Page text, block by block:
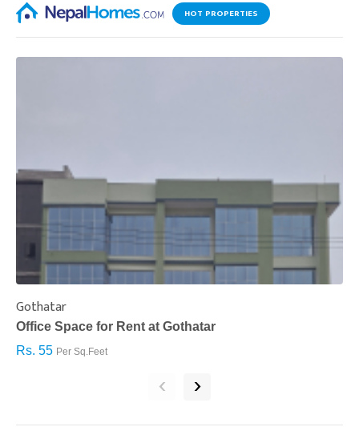
HOT PROPERTIES
Gothatar
Office Space for Rent at Gothatar
Rs. 55 Per Sq.Feet
‹ ›